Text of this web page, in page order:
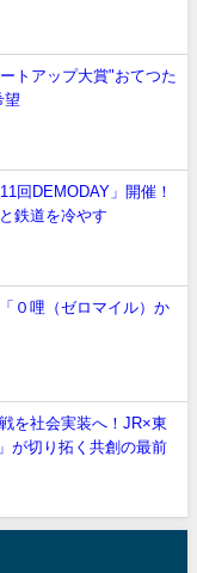
トアップ大賞"おてつた
望
回DEMODAY」開催！
鉄道を冷やす
０哩（ゼロマイル）か
を社会実装へ！JR×東
が切り拓く共創の最前